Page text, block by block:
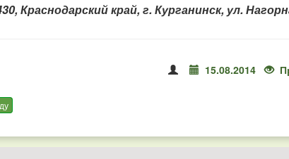
Краснодарский край, г. Курганинск, ул.
15.08.2014